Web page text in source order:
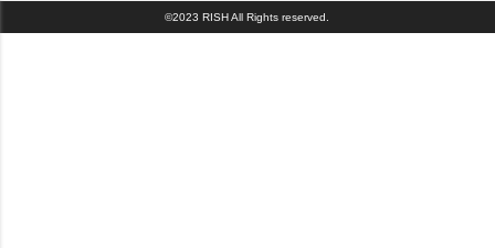
©2023 RISH All Rights reserved.